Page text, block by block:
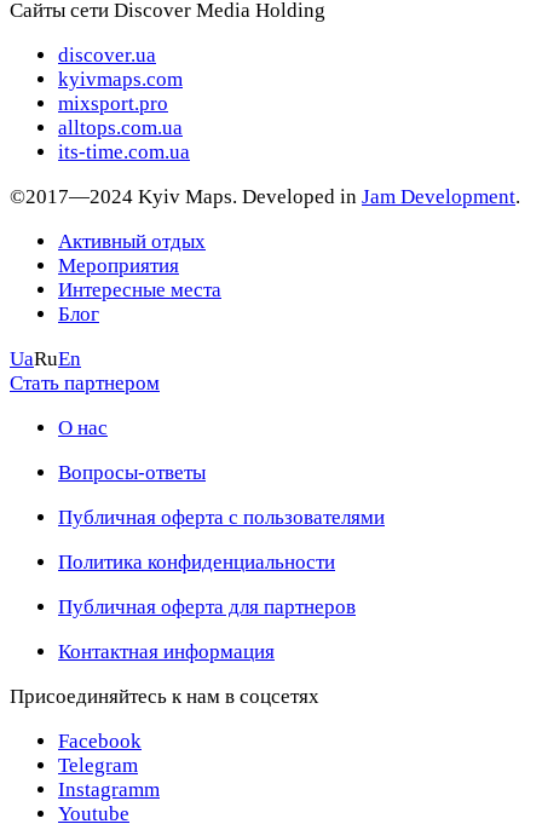
Сайты сети Discover Media Holding
discover.ua
kyivmaps.com
mixsport.pro
alltops.com.ua
its-time.com.ua
©2017—2024 Kyiv Maps. Developed in Jam Development.
Активный отдых
Мероприятия
Интересные места
Блог
UaRuEn
Стать партнером
О нас
Вопросы-ответы
Публичная оферта с пользователями
Политика конфиденциальности
Публичная оферта для партнеров
Контактная информация
Присоединяйтесь к нам в соцсетях
Facebook
Telegram
Instagramm
Youtube